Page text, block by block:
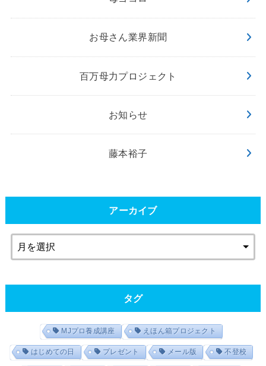
お母さん業界新聞
百万母力プロジェクト
お知らせ
藤本裕子
アーカイブ
タグ
MJプロ養成講座 えほん箱プロジェクト
はじめての日 プレゼント メール版 不登校